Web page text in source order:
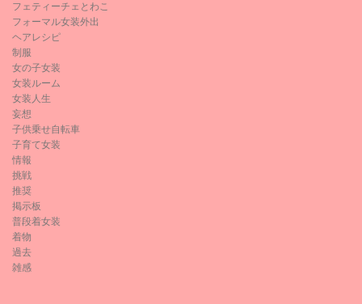
フェティーチェとわこ
フォーマル女装外出
ヘアレシピ
制服
女の子女装
女装ルーム
女装人生
妄想
子供乗せ自転車
子育て女装
情報
挑戦
推奨
掲示板
普段着女装
着物
過去
雑感